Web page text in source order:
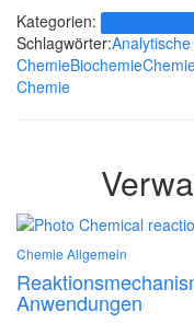
Kategorien:
Schlagwörter:
ChemieBiochemie
Chemie
Chemie Allgemein
Anwendungen